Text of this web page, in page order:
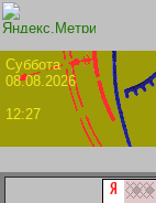
08.08.2026
12:27